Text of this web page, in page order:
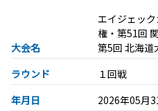
大会名
エイジェッ
権・第51回
第5回 北海道
ラウンド
１回戦
年月日
2026年05月